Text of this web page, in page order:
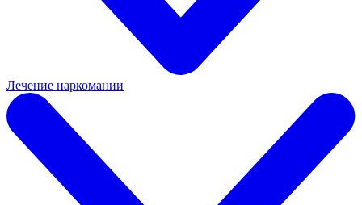
Лечение наркомании